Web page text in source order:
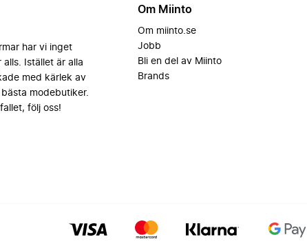
har vi inget
Istället är alla
med kärlek av
modebutiker.
följ oss!
Om Miinto
Om miinto.se
Jobb
Bli en del av Miinto
Brands